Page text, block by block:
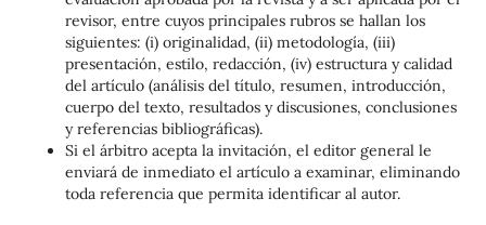
revisor, entre cuyos principales rubros se hallan los
siguientes: (i) originalidad, (ii) metodología, (iii)
presentación, estilo, redacción, (iv) estructura y calidad
del artículo (análisis del título, resumen, introducción,
cuerpo del texto, resultados y discusiones, conclusiones
y referencias bibliográficas).
Si el árbitro acepta la invitación, el editor general le
enviará de inmediato el artículo a examinar, eliminando
toda referencia que permita identificar al autor.